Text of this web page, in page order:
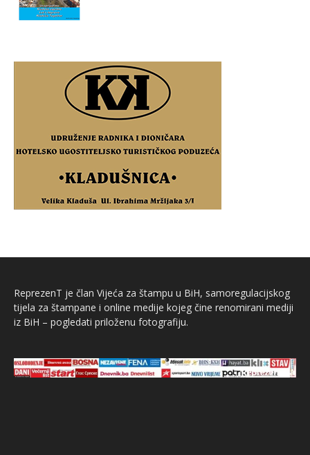
ReprezenT je član Vijeća za štampu u BiH, samoregulacijskog
tijela za štampane i online medije kojeg čine renomirani mediji
iz BiH – pogledati priloženu fotografiju.